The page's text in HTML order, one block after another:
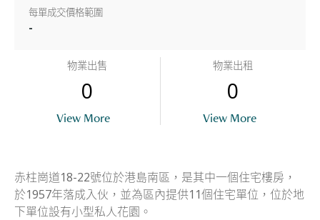
每單成交價格範圍
-
物業出售
0
View More
物業出租
0
View More
赤柱崗道18-22號位於港島南區，是其中一個住宅樓房，
於1957年落成入伙，並為區內提供11個住宅單位，位於地
下單位設有小型私人花園。